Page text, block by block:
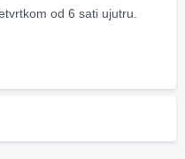
od 6 sati ujutru.